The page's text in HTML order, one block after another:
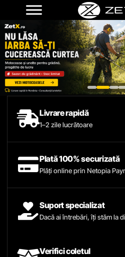
Livrare rapidă
1–2 zile lucrătoare
Plată 100% securizată
Plăți online prin Netopia
Suport specializat
Dacă ai întrebări, îți stăm la
Verifici coletul